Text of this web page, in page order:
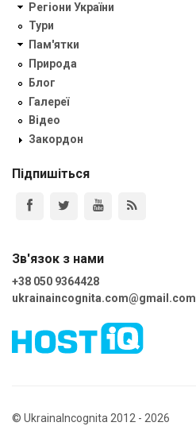
Регіони України
Тури
Пам'ятки
Природа
Блог
Галереї
Відео
Закордон
Підпишіться
Зв'язок з нами
+38 050 9364428
ukrainaincognita.com@gmail.com
© UkrainaIncognita 2012 - 2026